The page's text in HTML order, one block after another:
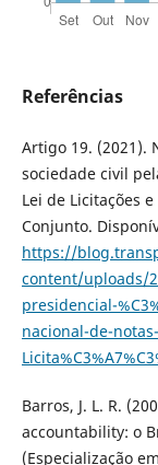
Referências
Artigo 19. (2021).
sociedade civil
Lei de Licitações
Conjunto.
https://
content/uploads/
presidencial-
nacional-de-
Barros, J. L. R.
accountability: o
(Especialização